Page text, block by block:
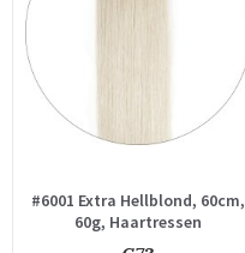
#6001 Extra Hellblond, 60cm,
60g, Haartressen